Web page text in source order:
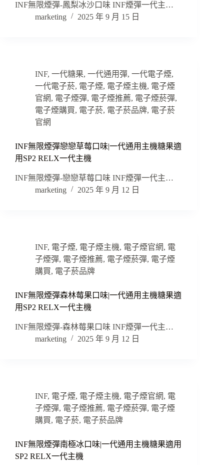
INF無限煙彈-鳳梨冰沙口味 INF煙彈一代主…
marketing
2025 年 9 月 15 日
INF, 一代糖果, 一代通用彈, 一代電子煙,
一代電子菸, 電子煙, 電子煙主機, 電子煙
官網, 電子煙彈, 電子煙推薦, 電子煙菸彈,
電子煙購買, 電子菸, 電子菸品牌, 電子菸
官網
INF無限煙彈戀戀草莓口味|一代通用主機糖果適
用SP2 RELX一代主機
INF無限煙彈-戀戀草莓口味 INF煙彈一代主…
marketing
2025 年 9 月 12 日
INF, 電子煙, 電子煙主機, 電子煙官網, 電
子煙彈, 電子煙推薦, 電子煙菸彈, 電子煙
購買, 電子菸品牌
INF無限煙彈森林莓果口味|一代通用主機糖果適
用SP2 RELX一代主機
INF無限煙彈-森林莓果口味 INF煙彈一代主…
marketing
2025 年 9 月 12 日
INF, 電子煙, 電子煙主機, 電子煙官網, 電
子煙彈, 電子煙推薦, 電子煙菸彈, 電子煙
購買, 電子菸, 電子菸品牌
INF無限煙彈南極冰口味|一代通用主機糖果適用
SP2 RELX一代主機